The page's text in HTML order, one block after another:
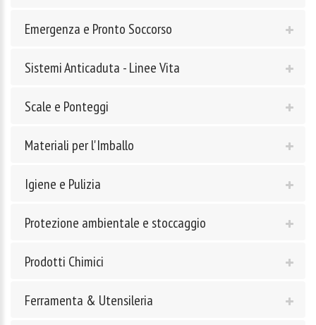
Emergenza e Pronto Soccorso
Sistemi Anticaduta - Linee Vita
Scale e Ponteggi
Materiali per l'Imballo
Igiene e Pulizia
Protezione ambientale e stoccaggio
Prodotti Chimici
Ferramenta & Utensileria